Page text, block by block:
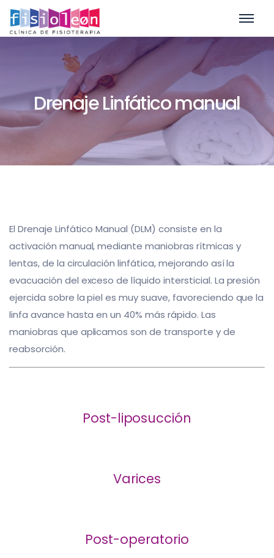
Drenaje Linfático manual
El Drenaje Linfático Manual (DLM) consiste en la
activación manual, mediante maniobras rítmicas y
lentas, de la circulación linfática, mejorando así la
evacuación del exceso de líquido intersticial. La presión
ejercida sobre la piel es muy suave, favoreciendo que la
linfa avance hasta en un 40% más rápido. Las
maniobras que aplicamos son de transporte y de
reabsorción.
Post-liposucción
Varices
Post-operatorio